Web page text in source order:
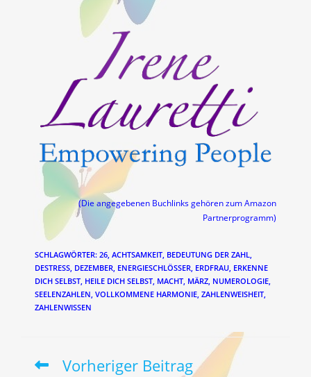
(Die angegebenen Buchlinks gehören zum Amazon
Partnerprogramm)
SCHLAGWÖRTER: 26, ACHTSAMKEIT, BEDEUTUNG DER ZAHL,
DESTRESS, DEZEMBER, ENERGIESCHLÖSSER, ERDFRAU, ERKENNE
DICH SELBST, HEILE DICH SELBST, MACHT, MÄRZ, NUMEROLOGIE,
SEELENZAHLEN, VOLLKOMMENE HARMONIE, ZAHLENWEISHEIT,
ZAHLENWISSEN
WeitereVorheriger Beitrag